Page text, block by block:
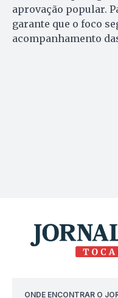
aprovação popular.
garante que o foco
acompanhamento
ONDE ENCONTRAR O